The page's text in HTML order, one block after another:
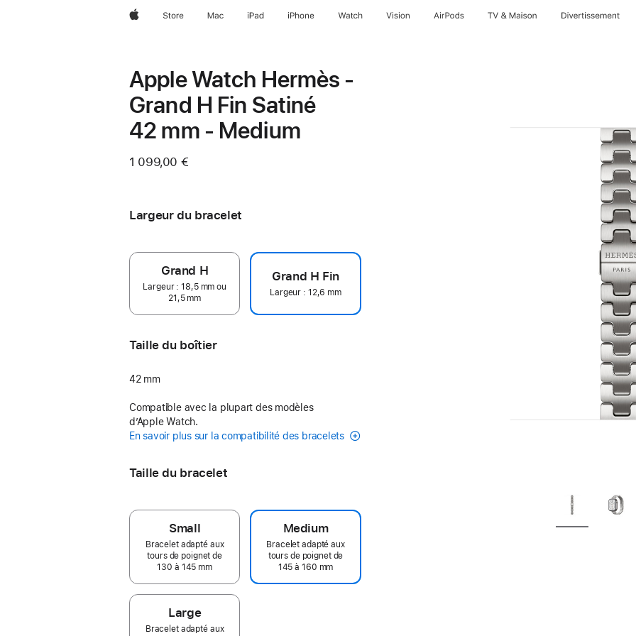
AppleStore Mac iPad iPhone Watch Vision AirPods TV & Maison Divertissements
Apple Watch Hermès -
Grand H Fin Satiné
42 mm - Medium
1 099,00 €
Largeur du bracelet
Grand H
Largeur : 18,5 mm ou
21,5 mm
Grand H Fin
Largeur : 12,6 mm
Taille du boîtier
42 mm
Compatible avec la plupart des modèles
d’Apple Watch.
En savoir plus sur la compatibilité des bracelets
Taille du bracelet
Small
Bracelet adapté aux
tours de poignet de
130 à 145 mm
Medium
Bracelet adapté aux
tours de poignet de
145 à 160 mm
Large
Bracelet adapté aux